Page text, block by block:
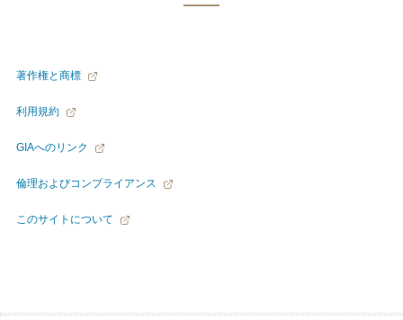
著作権と商標
利用規約
GIAへのリンク
倫理およびコンプライアンス
このサイトについて